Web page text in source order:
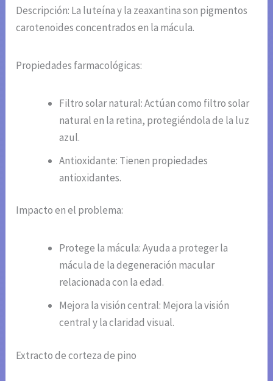
Descripción: La luteína y la zeaxantina son pigmentos
carotenoides concentrados en la mácula.
Propiedades farmacológicas:
Filtro solar natural: Actúan como filtro solar
natural en la retina, protegiéndola de la luz
azul.
Antioxidante: Tienen propiedades
antioxidantes.
Impacto en el problema:
Protege la mácula: Ayuda a proteger la
mácula de la degeneración macular
relacionada con la edad.
Mejora la visión central: Mejora la visión
central y la claridad visual.
Extracto de corteza de pino